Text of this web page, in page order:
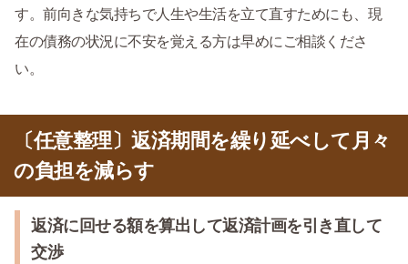
す。前向きな気持ちで人生や生活を立て直すためにも、現
在の債務の状況に不安を覚える方は早めにご相談くださ
い。
〔任意整理〕返済期間を繰り延べして月々
の負担を減らす
返済に回せる額を算出して返済計画を引き直して
交渉